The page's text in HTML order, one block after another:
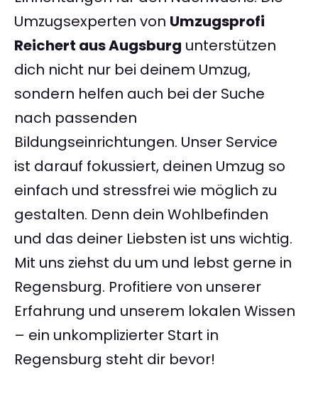
Umzugsexperten von Umzugsprofi
Reichert aus Augsburg unterstützen
dich nicht nur bei deinem Umzug,
sondern helfen auch bei der Suche
nach passenden
Bildungseinrichtungen. Unser Service
ist darauf fokussiert, deinen Umzug so
einfach und stressfrei wie möglich zu
gestalten. Denn dein Wohlbefinden
und das deiner Liebsten ist uns wichtig.
Mit uns ziehst du um und lebst gerne in
Regensburg. Profitiere von unserer
Erfahrung und unserem lokalen Wissen
– ein unkomplizierter Start in
Regensburg steht dir bevor!